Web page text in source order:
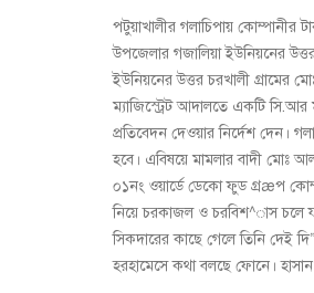
পটুয়াখালীর গলাচিপায়
উপজেলার গজালিয়া ইউনিয়নের
ইউনিয়নের উত্তর চরখালী গ্রামের
ম্যাজিস্ট্রেট আদালতে একটি সি.আর
প্রতিবেদন দেওয়ার নির্দেশ দেন।
হবে। এবিষয়ে মামলার বাদী
০১নং ওয়ার্ডে ডেকো ফুড গ্রæপ
নিয়ে চরকাজল ও চরবিশ^াস চলে
সিকদারের কাছে গেলে তিনি দেই
হরহামেসে কথা বলছে ফোনে।